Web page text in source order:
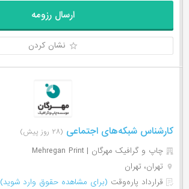
ارسال رزومه
نشان کردن
کارشناس شبکه‌های اجتماعی (۲۸ روز پیش)
چاپ و گرافیک مهرگان | Mehregan Print
تهران، تهران
قرارداد پاره‌وقت (برای مشاهده حقوق وارد شوید)